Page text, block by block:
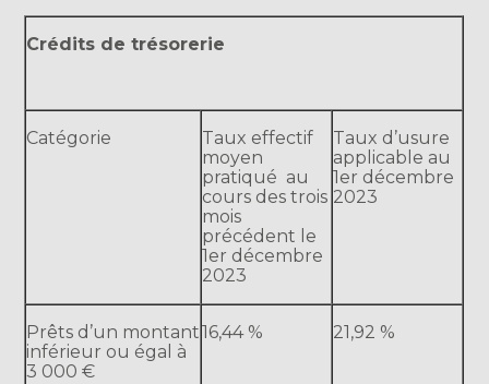
Crédits de trésorerie
Catégorie
Taux effectif
moyen
pratiqué au
cours des trois
mois
précédent le
1er décembre
2023
Taux d’usure
applicable au
1er décembre
2023
Prêts d’un montant
inférieur ou égal à
3 000 €
16,44 % 21,92 %